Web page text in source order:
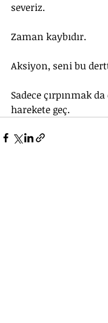
severiz.
Zaman kaybıdır.
Aksiyon, seni bu
Sadece çırpınmak
harekete geç.